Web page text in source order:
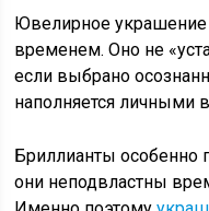
Ювелирное украшение
временем. Оно не
если выбрано
наполняется личными
Бриллианты особенно
они неподвластны